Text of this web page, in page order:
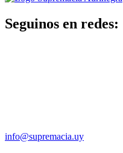
Seguinos en redes:
info@supremacia.uy